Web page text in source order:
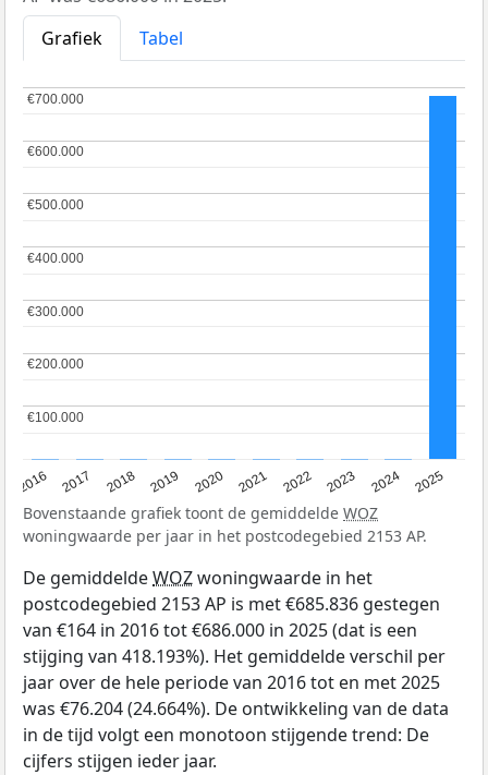
Grafiek
Tabel
2016 2017 2018 2019 2020 2021 2022 2023 2024 2025
€100.000
€100.000
€200.000
€200.000
€300.000
€300.000
€400.000
€400.000
€500.000
€500.000
€600.000
€600.000
€700.000
€700.000
Bovenstaande grafiek toont de gemiddelde WOZ
woningwaarde per jaar in het postcodegebied 2153 AP.
De gemiddeldeWOZwoningwaarde in het
postcodegebied 2153 AP is met €685.836 gestegen
van €164 in 2016 tot €686.000 in 2025 (dat is een
stijging van 418.193%). Het gemiddelde verschil per
jaar over de hele periode van 2016 tot en met 2025
was €76.204 (24.664%). De ontwikkeling van de data
in de tijd volgt een monotoon stijgende trend: De
cijfers stijgen ieder jaar.